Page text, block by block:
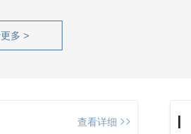
多 >
查看详细